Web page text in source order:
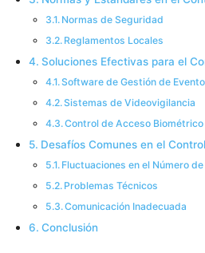
Normas de Seguridad
Reglamentos Locales
Soluciones Efectivas para el
Software de Gestión de
Sistemas de Videovigilancia
Control de Acceso Biométrico
Desafíos Comunes en el
Fluctuaciones en el Número
Problemas Técnicos
Comunicación Inadecuada
Conclusión